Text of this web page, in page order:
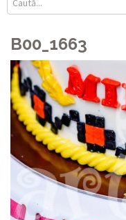
B00_1663